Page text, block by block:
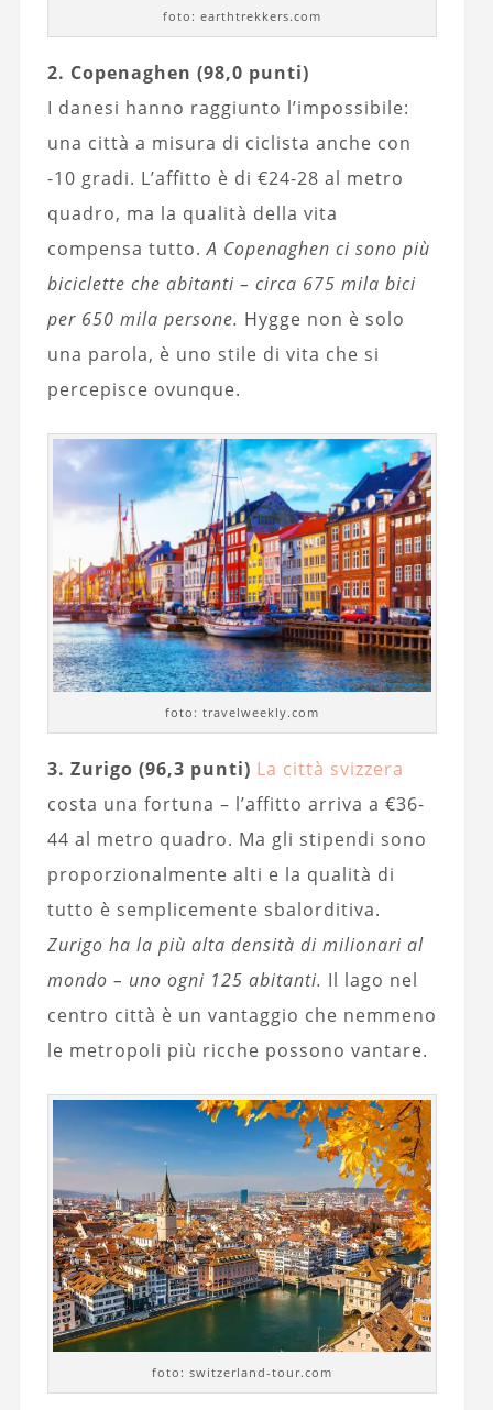
foto: earthtrekkers.com
2. Copenaghen (98,0 punti)
I danesi hanno raggiunto l’impossibile:
una città a misura di ciclista anche con
-10 gradi. L’affitto è di €24-28 al metro
quadro, ma la qualità della vita
compensa tutto.A Copenaghen ci sono più
biciclette che abitanti – circa 675 mila bici
per 650 mila persone. Hygge non è solo
una parola, è uno stile di vita che si
percepisce ovunque.
foto: travelweekly.com
3. Zurigo (96,3 punti) La città svizzera
costa una fortuna – l’affitto arriva a €36-
44 al metro quadro. Ma gli stipendi sono
proporzionalmente alti e la qualità di
tutto è semplicemente sbalorditiva.
Zurigo ha la più alta densità di milionari al
mondo – uno ogni 125 abitanti. Il lago nel
centro città è un vantaggio che nemmeno
le metropoli più ricche possono vantare.
foto: switzerland-tour.com